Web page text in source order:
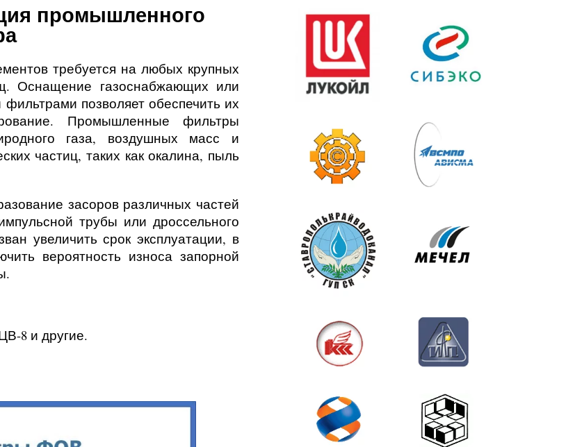
промышленного
требуется на любых крупных
Оснащение газоснабжающих или
позволяет обеспечить их
Промышленные фильтры
газа, воздушных масс и
частиц, таких как окалина, пыль
засоров различных частей
трубы или дроссельного
увеличить срок эксплуатации, в
вероятность износа запорной
8 и другие.